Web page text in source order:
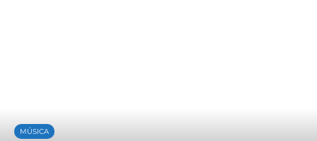
MÚSICA